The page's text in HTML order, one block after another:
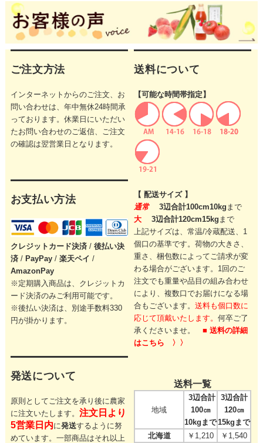
ご注文方法
インターネットからのご注文、お
問い合わせは、年中無休24時間承
っております。休業日にいただい
たお問い合わせのご返信、ご注文
の確認は翌営業日となります。
お支払い方法
クレジットカード決済 / 後払い決
済/ PayPay/ 楽天ペイ /
AmazonPay
※定期購入商品は、クレジットカ
ード決済のみご利用可能です。
※後払い決済は、別途手数料330
円が掛かります。
発送について
原則としてご注文を承り後に農家
に注文いたします。 注文日より
5営業日内に発送するように努
めています。一部商品はそれ以上
送料について
【可能な時間帯指定】
【 配送サイズ 】
通常
3辺合計100cm10kg まで
大
3辺合計120cm15kg まで
上記サイズは、常温/冷蔵配送、1
個口の基準です。荷物の大きさ、
重さ、梱包数によってご請求が変
わる場合がございます。 1回のご
注文でも重量や品目の組み合わせ
により、複数口でお届けになる場
合もございます。送料も個口数に
応じて頂戴いたします。何卒ご了
承くださいませ。■ 送料の詳細
はこちら 〉〉
送料一覧
地域
3辺合計
100㎝
10kgまで
3辺合計
120㎝
15kgまで
北海道
￥1,210
￥1,540